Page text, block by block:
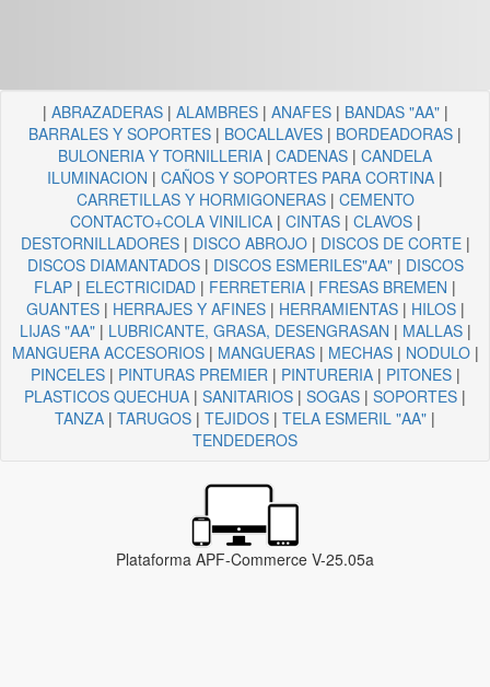
| ABRAZADERAS| ALAMBRES| ANAFES| BANDAS "AA"|
BARRALES Y SOPORTES | BOCALLAVES | BORDEADORAS |
BULONERIA Y TORNILLERIA | CADENAS | CANDELA
ILUMINACION | CAÑOS Y SOPORTES PARA CORTINA |
CARRETILLAS Y HORMIGONERAS| CEMENTO
CONTACTO+COLA VINILICA| CINTAS| CLAVOS|
DESTORNILLADORES| DISCO ABROJO| DISCOS DE CORTE|
DISCOS DIAMANTADOS| DISCOS ESMERILES"AA"| DISCOS
FLAP | ELECTRICIDAD | FERRETERIA | FRESAS BREMEN |
GUANTES| HERRAJES Y AFINES| HERRAMIENTAS| HILOS|
LIJAS "AA"| LUBRICANTE, GRASA, DESENGRASAN | MALLAS|
MANGUERA ACCESORIOS| MANGUERAS| MECHAS| NODULO|
PINCELES| PINTURAS PREMIER | PINTURERIA| PITONES|
PLASTICOS QUECHUA | SANITARIOS | SOGAS | SOPORTES |
TANZA | TARUGOS | TEJIDOS | TELA ESMERIL "AA" |
TENDEDEROS
Plataforma APF-Commerce V-25.05a